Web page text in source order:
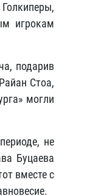
игрокам
подарив
Стоа,
могли
не
Буцаева
вместе с